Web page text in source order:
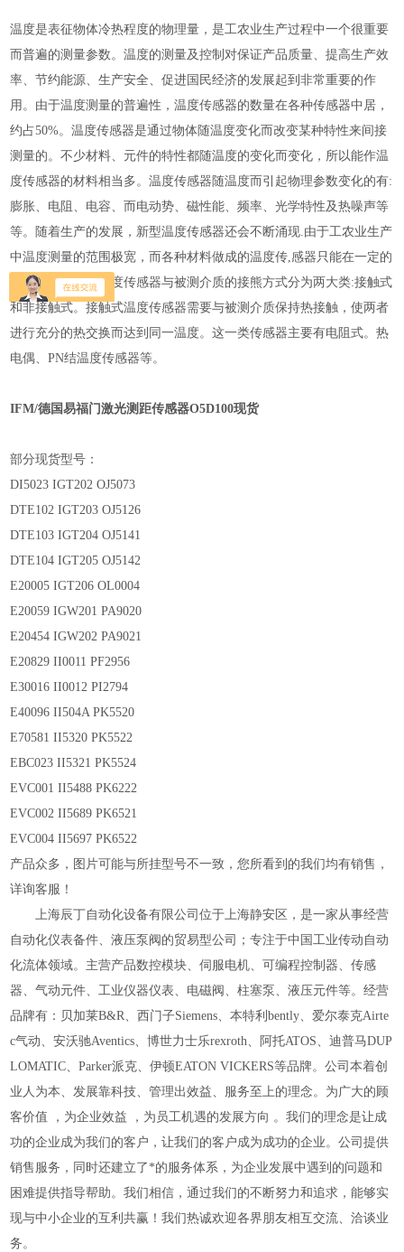
温度是表征物体冷热程度的物理量，是工农业生产过程中一个很重要
而普遍的测量参数。温度的测量及控制对保证产品质量、提高生产效
率、节约能源、生产安全、促进国民经济的发展起到非常重要的作
用。由于温度测量的普遍性，温度传感器的数量在各种传感器中居，
约占50%。温度传感器是通过物体随温度变化而改变某种特性来间接
测量的。不少材料、元件的特性都随温度的变化而变化，所以能作温
度传感器的材料相当多。温度传感器随温度而引起物理参数变化的有:
膨胀、电阻、电容、而电动势、磁性能、频率、光学特性及热噪声等
等。随着生产的发展，新型温度传感器还会不断涌现.由于工农业生产
中温度测量的范围极宽，而各种材料做成的温度传,感器只能在一定的
温度范围内使用。度传感器与被测介质的接熊方式分为两大类:接触式
和非接触式。接触式温度传感器需要与被测介质保持热接触，使两者
进行充分的热交换而达到同一温度。这一类传感器主要有电阻式。热
电偶、PN结温度传感器等。
IFM/德国易福门激光测距传感器O5D100现货
部分现货型号：
DI5023 IGT202 OJ5073
DTE102 IGT203 OJ5126
DTE103 IGT204 OJ5141
DTE104 IGT205 OJ5142
E20005 IGT206 OL0004
E20059 IGW201 PA9020
E20454 IGW202 PA9021
E20829 II0011 PF2956
E30016 II0012 PI2794
E40096 II504A PK5520
E70581 II5320 PK5522
EBC023 II5321 PK5524
EVC001 II5488 PK6222
EVC002 II5689 PK6521
EVC004 II5697 PK6522
产品众多，图片可能与所挂型号不一致，您所看到的我们均有销售，
详询客服！
上海辰丁自动化设备有限公司位于上海静安区，是一家从事经营
自动化仪表备件、液压泵阀的贸易型公司；专注于中国工业传动自动
化流体领域。主营产品数控模块、伺服电机、可编程控制器、传感
器、气动元件、工业仪器仪表、电磁阀、柱塞泵、液压元件等。经营
品牌有：贝加莱B&R、西门子Siemens、本特利bently、爱尔泰克Airte
c气动、安沃驰Aventics、博世力士乐rexroth、阿托ATOS、迪普马DUP
LOMATIC、Parker派克、伊顿EATON VICKERS等品牌。公司本着创
业人为本、发展靠科技、管理出效益、服务至上的理念。为广大的顾
客价值 ，为企业效益 ，为员工机遇的发展方向 。我们的理念是让成
功的企业成为我们的客户，让我们的客户成为成功的企业。公司提供
销售服务，同时还建立了*的服务体系，为企业发展中遇到的问题和
困难提供指导帮助。我们相信，通过我们的不断努力和追求，能够实
现与中小企业的互利共赢！我们热诚欢迎各界朋友相互交流、洽谈业
务。